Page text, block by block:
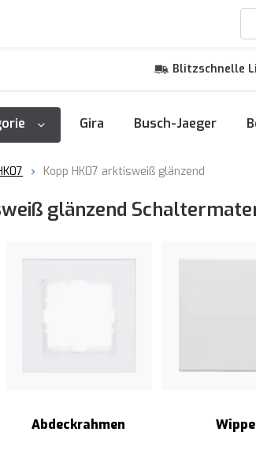
Blitzschnelle
Gira Busch-Jaeger
Kopp HK07 arktisweiß glänzend
glänzend
Abdeckrahmen Wippe